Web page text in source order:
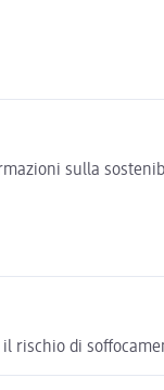
sulla
rischio di